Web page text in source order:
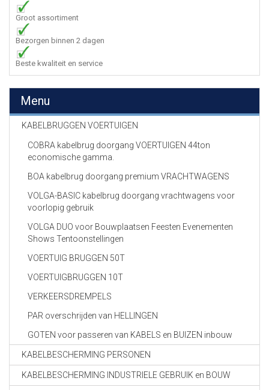
Groot assortiment
Bezorgen binnen 2 dagen
Beste kwaliteit en service
Menu
KABELBRUGGEN VOERTUIGEN
COBRA kabelbrug doorgang VOERTUIGEN 44ton
economische gamma.
BOA kabelbrug doorgang premium VRACHTWAGENS
VOLGA-BASIC kabelbrug doorgang vrachtwagens voor
voorlopig gebruik
VOLGA DUO voor Bouwplaatsen Feesten Evenementen
Shows Tentoonstellingen
VOERTUIG BRUGGEN 50T
VOERTUIGBRUGGEN 10T
VERKEERSDREMPELS
PAR overschrijden van HELLINGEN
GOTEN voor passeren van KABELS en BUIZEN inbouw
KABELBESCHERMING PERSONEN
KABELBESCHERMING INDUSTRIELE GEBRUIK en BOUW